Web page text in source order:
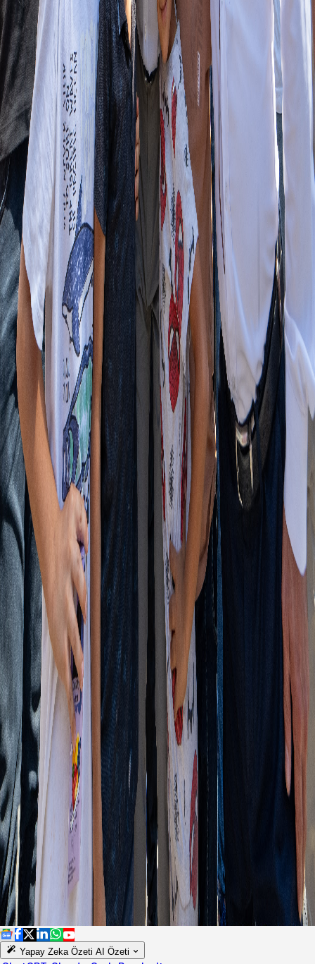
Yapay Zeka Özeti AI Özeti